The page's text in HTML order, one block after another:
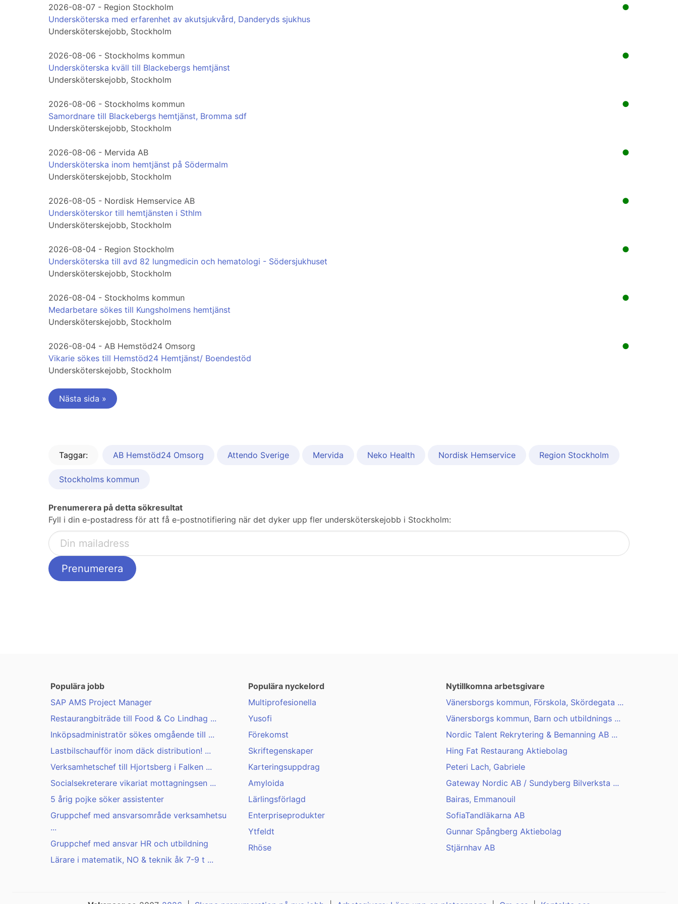
●
2026-08-07 - Region Stockholm
Undersköterska med erfarenhet av akutsjukvård, Danderyds sjukhus
Undersköterskejobb, Stockholm
●
2026-08-06 - Stockholms kommun
Undersköterska kväll till Blackebergs hemtjänst
Undersköterskejobb, Stockholm
●
2026-08-06 - Stockholms kommun
Samordnare till Blackebergs hemtjänst, Bromma sdf
Undersköterskejobb, Stockholm
●
2026-08-06 - Mervida AB
Undersköterska inom hemtjänst på Södermalm
Undersköterskejobb, Stockholm
●
2026-08-05 - Nordisk Hemservice AB
Undersköterskor till hemtjänsten i Sthlm
Undersköterskejobb, Stockholm
●
2026-08-04 - Region Stockholm
Undersköterska till avd 82 lungmedicin och hematologi - Södersjukhuset
Undersköterskejobb, Stockholm
●
2026-08-04 - Stockholms kommun
Medarbetare sökes till Kungsholmens hemtjänst
Undersköterskejobb, Stockholm
●
2026-08-04 - AB Hemstöd24 Omsorg
Vikarie sökes till Hemstöd24 Hemtjänst/ Boendestöd
Undersköterskejobb, Stockholm
Nästa sida »
Taggar: AB Hemstöd24 Omsorg Attendo Sverige Mervida Neko Health Nordisk Hemservice Region Stockholm
Stockholms kommun
Prenumerera på detta sökresultat
Fyll i din e-postadress för att få e-postnotifiering när det dyker upp fler undersköterskejobb i Stockholm:
Populära jobb
SAP AMS Project Manager
Restaurangbiträde till Food & Co Lindhag ...
Inköpsadministratör sökes omgående till ...
Lastbilschaufför inom däck distribution! ...
Verksamhetschef till Hjortsberg i Falken ...
Socialsekreterare vikariat mottagningsen ...
5 årig pojke söker assistenter
Gruppchef med ansvarsområde verksamhetsu
...
Gruppchef med ansvar HR och utbildning
Lärare i matematik, NO & teknik åk 7-9 t ...
Populära nyckelord
Multiprofesionella
Yusofi
Förekomst
Skriftegenskaper
Karteringsuppdrag
Amyloida
Lärlingsförlagd
Enterpriseprodukter
Ytfeldt
Rhöse
Nytillkomna arbetsgivare
Vänersborgs kommun, Förskola, Skördegata ...
Vänersborgs kommun, Barn och utbildnings ...
Nordic Talent Rekrytering & Bemanning AB ...
Hing Fat Restaurang Aktiebolag
Peteri Lach, Gabriele
Gateway Nordic AB / Sundyberg Bilverksta ...
Bairas, Emmanouil
SofiaTandläkarna AB
Gunnar Spångberg Aktiebolag
Stjärnhav AB